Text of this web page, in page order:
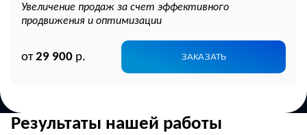
Увеличение продаж за счет эффективного
продвижения и оптимизации
от29 900 р. ЗАКАЗАТЬ
Результаты нашей работы